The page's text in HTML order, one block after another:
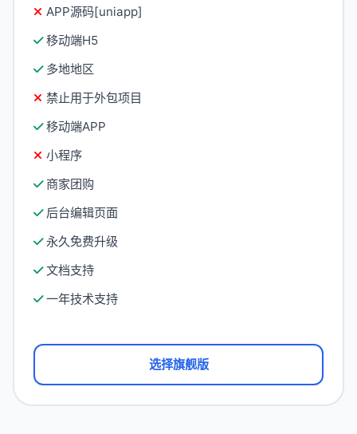
APP源码[uniapp]
移动端H5
多地地区
禁止用于外包项目
移动端APP
小程序
商家团购
后台编辑页面
永久免费升级
文档支持
一年技术支持
选择旗舰版